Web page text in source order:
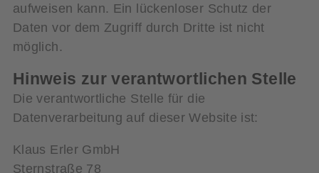
aufweisen kann. Ein lückenloser Schutz der
Daten vor dem Zugriff durch Dritte ist nicht
möglich.
Hinweis zur verantwortlichen Stelle
Die verantwortliche Stelle für die
Datenverarbeitung auf dieser Website ist:
Klaus Erler GmbH
Sternstraße 78